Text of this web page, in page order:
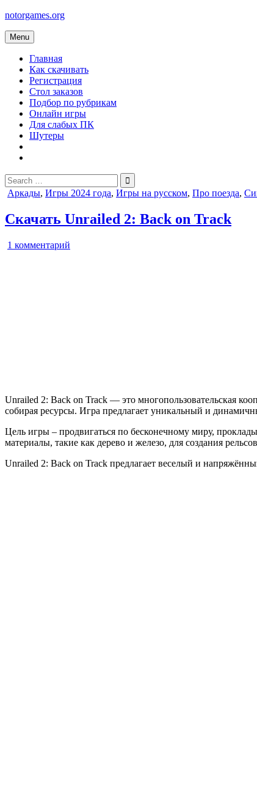
Skip
content
notorgames.org
Menu
Главная
Как скачивать
Регистрация
Стол заказов
Подбор по рубрикам
Онлайн игры
Для слабых ПК
Шутеры
Search
for:
Posted
Аркады, Игры 2024 года, Игры на русском, Про поезда,
Скачать Unrailed 2: Back on Track
1 комментарий
Unrailed 2: Back on Track — это многопользовательская
собирая ресурсы. Игра предлагает уникальный и
Цель игры – продвигаться по бесконечному миру,
материалы, такие как дерево и железо, для создания
Unrailed 2: Back on Track предлагает веселый и